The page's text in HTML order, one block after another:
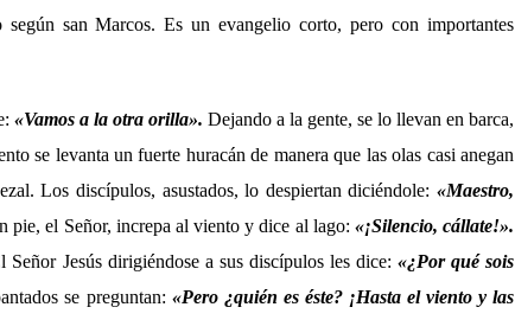
san Marcos. Es un evangelio corto, pero con importantes
«Vamos a la otra orilla». Dejando a la gente, se lo llevan en barca,
se levanta un fuerte huracán de manera que las olas casi anegan
Los discípulos, asustados, lo despiertan diciéndole: «Maestro,
pie, el Señor, increpa al viento y dice al lago: «¡Silencio, cállate!».
Jesús dirigiéndose a sus discípulos les dice: «¿Por qué sois
se preguntan: «Pero ¿quién es éste? ¡Hasta el viento y las